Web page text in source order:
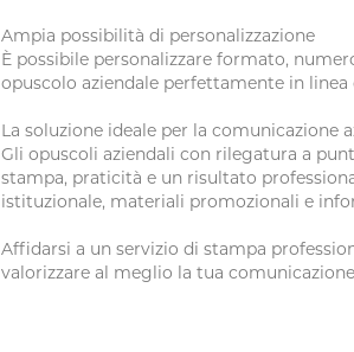
Ampia possibilità di personalizzazione
È possibile personalizzare formato,
opuscolo aziendale perfettamente in linea
La soluzione ideale per la comunicazione
Gli opuscoli aziendali con rilegatura a
stampa, praticità e un risultato
istituzionale, materiali promozionali e
Affidarsi a un servizio di stampa
valorizzare al meglio la tua